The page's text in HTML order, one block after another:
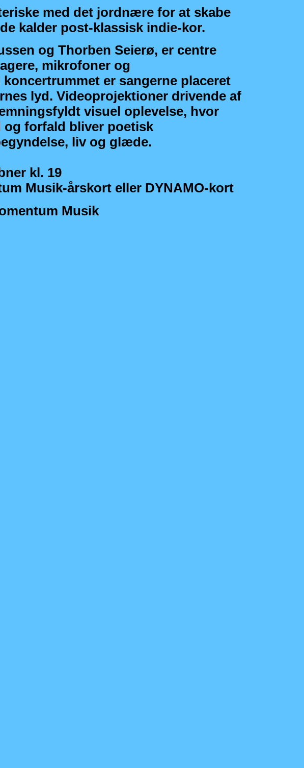
med det jordnære for at skabe
kalder post-klassisk indie-kor.
og Thorben Seierø, er centre
mikrofoner og
er sangerne placeret
lyd. Videoprojektioner drivende af
visuel oplevelse, hvor
og forfald bliver poetisk
liv og glæde.
kl. 19
Musik-årskort eller DYNAMO-kort
Musik